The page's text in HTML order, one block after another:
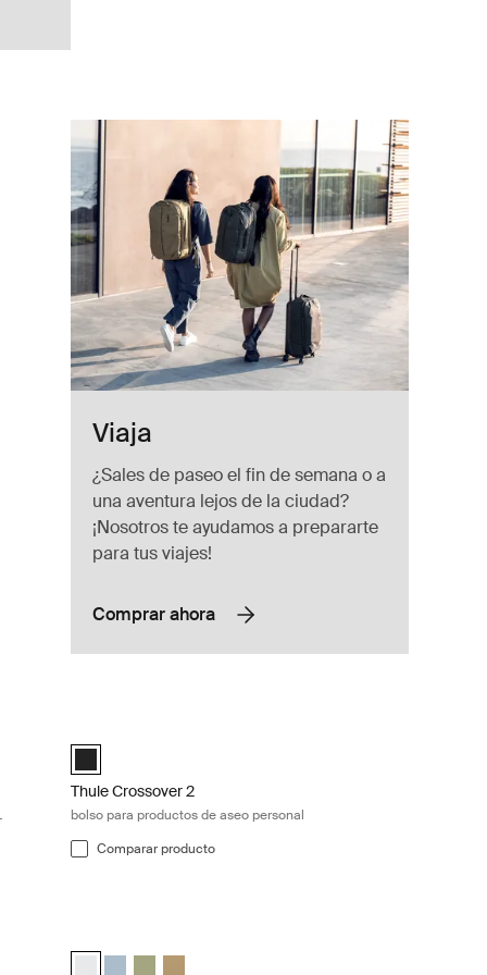
3L Deep khaki
(selected)
Viaja
¿Sales de paseo el fin de semana o a
una aventura lejos de la ciudad?
¡Nosotros te ayudamos a prepararte
para tus viajes!
Comprar ahora
grande 10L/15L Pond gray
(selected)
oscuro Thule Crossover 2 toiletry bag Negro (selected)
Thule Crossover 2
bolso para productos de aseo personal
Comparar producto
suave
Beige suaveThule compression packing cube small Blanco (selected)
Thule compression packing cube small Gris estanque
Thule compression packing cube small Verde
Thule compression packing cube Beige suave